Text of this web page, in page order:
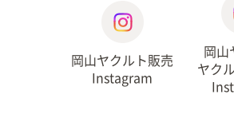
岡山ヤクルト販売
Instagram
岡山
ヤク